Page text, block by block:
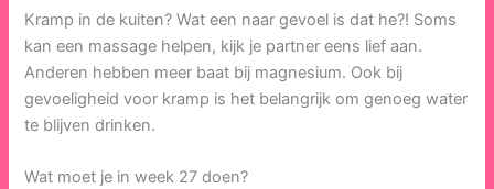
Kramp in de kuiten? Wat een naar gevoel is dat he?! Soms
kan een massage helpen, kijk je partner eens lief aan.
Anderen hebben meer baat bij magnesium. Ook bij
gevoeligheid voor kramp is het belangrijk om genoeg water
te blijven drinken.
Wat moet je in week 27 doen?